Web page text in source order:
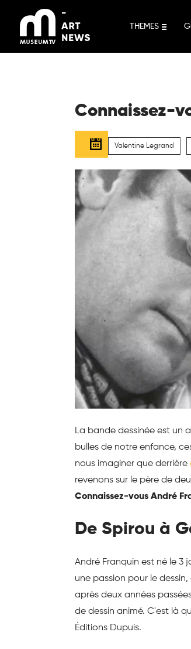
contenu
THEMES
Connaissez-
Valentine Legrand
La bande dessinée est un
bulles de notre enfance,
nous imaginer que derrière
revenons sur le père de
Connaissez-vous André
De Spirou à
André Franquin est né le 3
une passion pour le
après deux années
de dessin animé. C'est là
Éditions Dupuis.